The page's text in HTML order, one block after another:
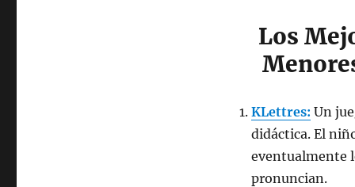
Los
KLettres: Un
didáctica. El
eventualmente
pronuncian.